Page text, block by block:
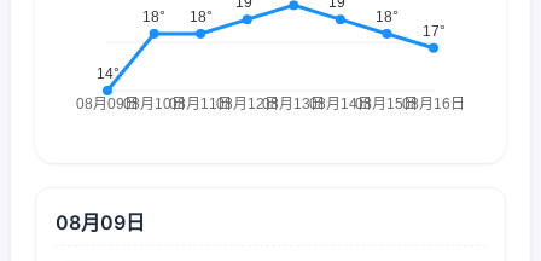
08月09日